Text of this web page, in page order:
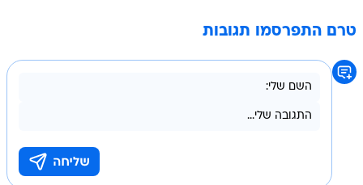
טרם התפרסמו תגובות